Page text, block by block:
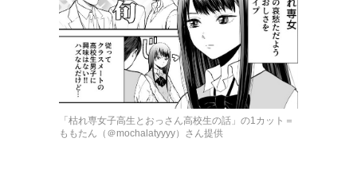
「枯れ専女子高生とおっさん高校生の話」の1カット＝
ももたん（＠mochalatyyyy）さん提供